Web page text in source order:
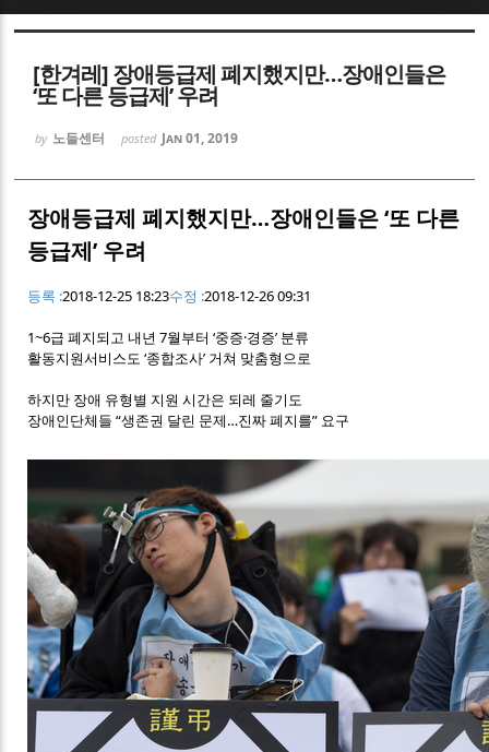
[한겨레] 장애등급제 폐지했지만…장애인들은
‘또 다른 등급제’ 우려
by 노들센터 posted Jan 01, 2019
장애등급제 폐지했지만…장애인들은 ‘또 다른
등급제’ 우려
등록 :2018-12-25 18:23수정 :2018-12-26 09:31
1~6급 폐지되고 내년 7월부터 ‘중증·경증’ 분류
활동지원서비스도 ‘종합조사’ 거쳐 맞춤형으로
하지만 장애 유형별 지원 시간은 되레 줄기도
장애인단체들 “생존권 달린 문제…진짜 폐지를” 요구
Sketchbook5, 스케치북5
Sketchbook5, 스케치북5